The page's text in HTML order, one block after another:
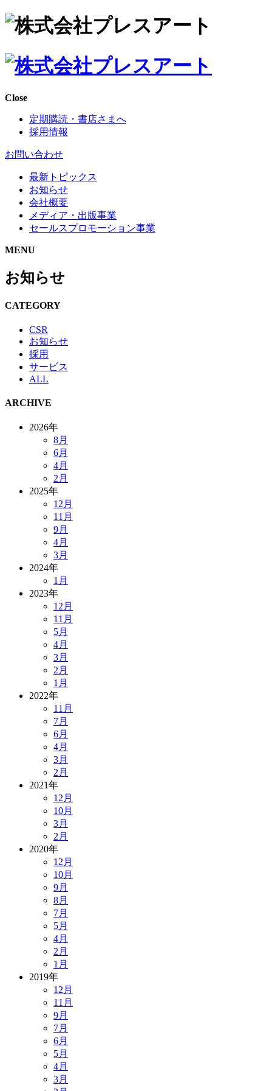
Close
定期購読・書店さまへ
採用情報
お問い合わせ
最新トピックス
お知らせ
会社概要
メディア・出版事業
セールスプロモーション事業
MENU
お知らせ
CATEGORY
CSR
お知らせ
採用
サービス
ALL
ARCHIVE
2026年
8月
6月
4月
2月
2025年
12月
11月
9月
4月
3月
2024年
1月
2023年
12月
11月
5月
4月
3月
2月
1月
2022年
11月
7月
6月
4月
3月
2月
2021年
12月
10月
3月
2月
2020年
12月
10月
9月
8月
7月
5月
4月
2月
1月
2019年
12月
11月
9月
7月
6月
5月
4月
3月